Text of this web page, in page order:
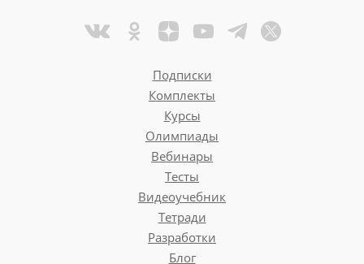
Подписки
Комплекты
Курсы
Олимпиады
Вебинары
Тесты
Видеоучебник
Тетради
Разработки
Блог